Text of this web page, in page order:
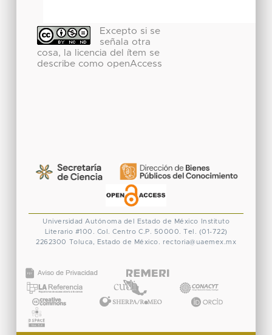
Excepto si se
señala otra
cosa, la licencia del ítem se
describe como openAccess
Universidad Autónoma del Estado de México
Instituto
Literario #100. Col. Centro C.P. 50000. Tel. (01-722)
2262300
Toluca, Estado de México. rectoria@uaemex.mx